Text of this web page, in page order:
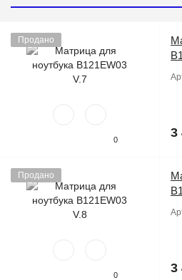
Продано
0 3
Продано
0 3